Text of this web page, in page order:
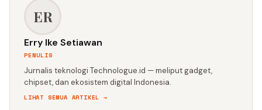
ER
Erry Ike Setiawan
PENULIS
Jurnalis teknologi Technologue.id — meliput gadget,
chipset, dan ekosistem digital Indonesia.
LIHAT SEMUA ARTIKEL →